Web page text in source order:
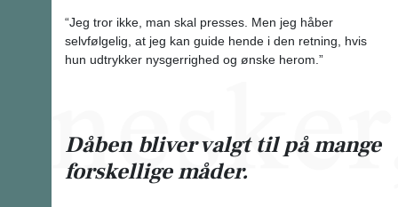
“Jeg tror ikke, man skal presses. Men jeg håber
selvfølgelig, at jeg kan guide hende i den retning, hvis
hun udtrykker nysgerrighed og ønske herom.”
Dåben bliver valgt til på mange
forskellige måder.